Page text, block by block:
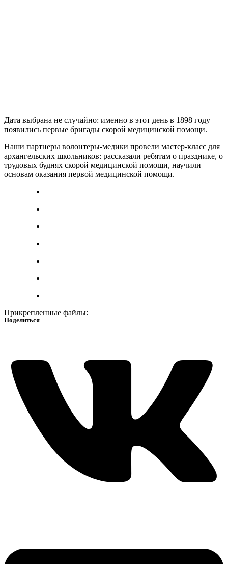
Дата выбрана не случайно: именно в этот день в 1898 году
появились первые бригады скорой медицинской помощи.
Наши партнеры волонтеры-медики провели мастер-класс для
архангельских школьников: рассказали ребятам о празднике, о
трудовых буднях скорой медицинской помощи, научили
основам оказания первой медицинской помощи.
Прикрепленные файлы:
Поделиться